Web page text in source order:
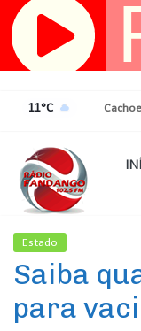
Pular
para
11°C
Estado
Saiba
para